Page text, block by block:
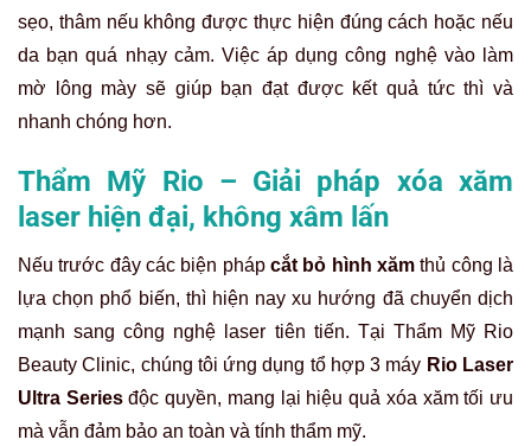
sẹo, thâm nếu không được thực hiện đúng cách hoặc nếu
da bạn quá nhạy cảm. Việc áp dụng công nghệ vào làm
mờ lông mày sẽ giúp bạn đạt được kết quả tức thì và
nhanh chóng hơn.
Thẩm Mỹ Rio – Giải pháp xóa xăm
laser hiện đại, không xâm lấn
Nếu trước đây các biện pháp cắt bỏ hình xăm thủ công là
lựa chọn phổ biến, thì hiện nay xu hướng đã chuyển dịch
mạnh sang công nghệ laser tiên tiến. Tại Thẩm Mỹ Rio
Beauty Clinic, chúng tôi ứng dụng tổ hợp 3 máy Rio Laser
Ultra Seriesđộc quyền, mang lại hiệu quả xóa xăm tối ưu
mà vẫn đảm bảo an toàn và tính thẩm mỹ.